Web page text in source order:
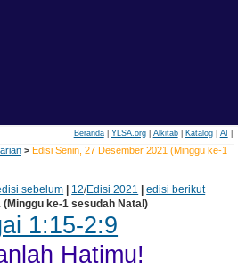
Beranda| YLSA.org| Alkitab| Katalog| AI
> Edisi Senin, 27 Desember 2021 (Minggu ke-1
sebelum 12/Edisi 2021 |edisi berikut
ke-1 sesudah Natal)
1:15-2:9
Hatimu!